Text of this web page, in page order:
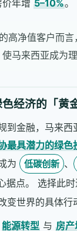
年增 5–10%。
高净值客户而言，
马来西亚成为理
经济的「黄
到金融，马来西
最具潜力的绿色
为
低碳创新 、
据点。 选择此
变世界的具体行
能源转型 与房产